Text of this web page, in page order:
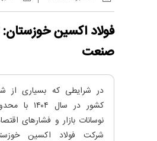
فولاد اکسین
صنعت
در شرایطی که بسیاری از
کشور در سال
نوسانات بازار و فشار‌های
شرکت فولاد اکسین